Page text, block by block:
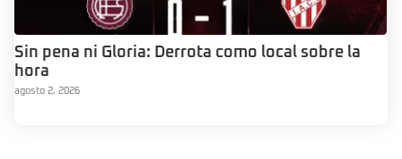
Sin pena ni Gloria: Derrota como local sobre la
hora
agosto 2, 2026